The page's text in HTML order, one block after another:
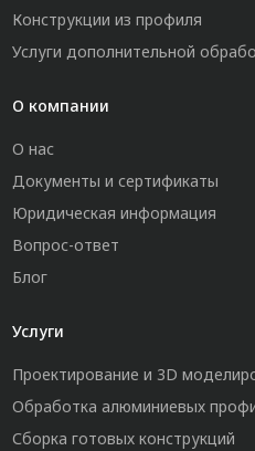
Конструкции из профиля
Услуги дополнительной
О компании
О нас
Документы и сертификаты
Юридическая информация
Вопрос-ответ
Блог
Услуги
Проектирование и 3D
Обработка алюминиевых
Сборка готовых конструкций